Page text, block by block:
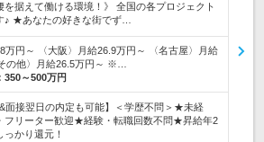
を据えて働ける環境！》 全国の各プロジェクト
♪ ★あなたの好きな街でず…
万円～ 〈大阪〉月給26.9万円～ 〈名古屋〉月給
の他〉月給26.5万円～ ※…
350～500万円
面接翌日の内定も可能】＜学歴不問＞★未経
フリーター歓迎★経験・転職回数不問★昇給年2
かり還元！